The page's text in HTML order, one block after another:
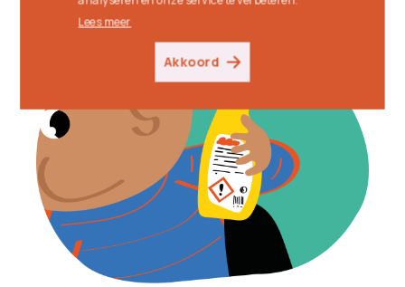
Lees meer
Akkoord
Lees meer
Akkoord